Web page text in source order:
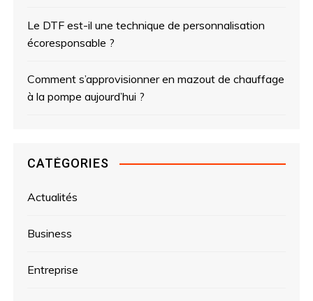
Le DTF est-il une technique de personnalisation
écoresponsable ?
Comment s’approvisionner en mazout de chauffage
à la pompe aujourd’hui ?
CATÉGORIES
Actualités
Business
Entreprise